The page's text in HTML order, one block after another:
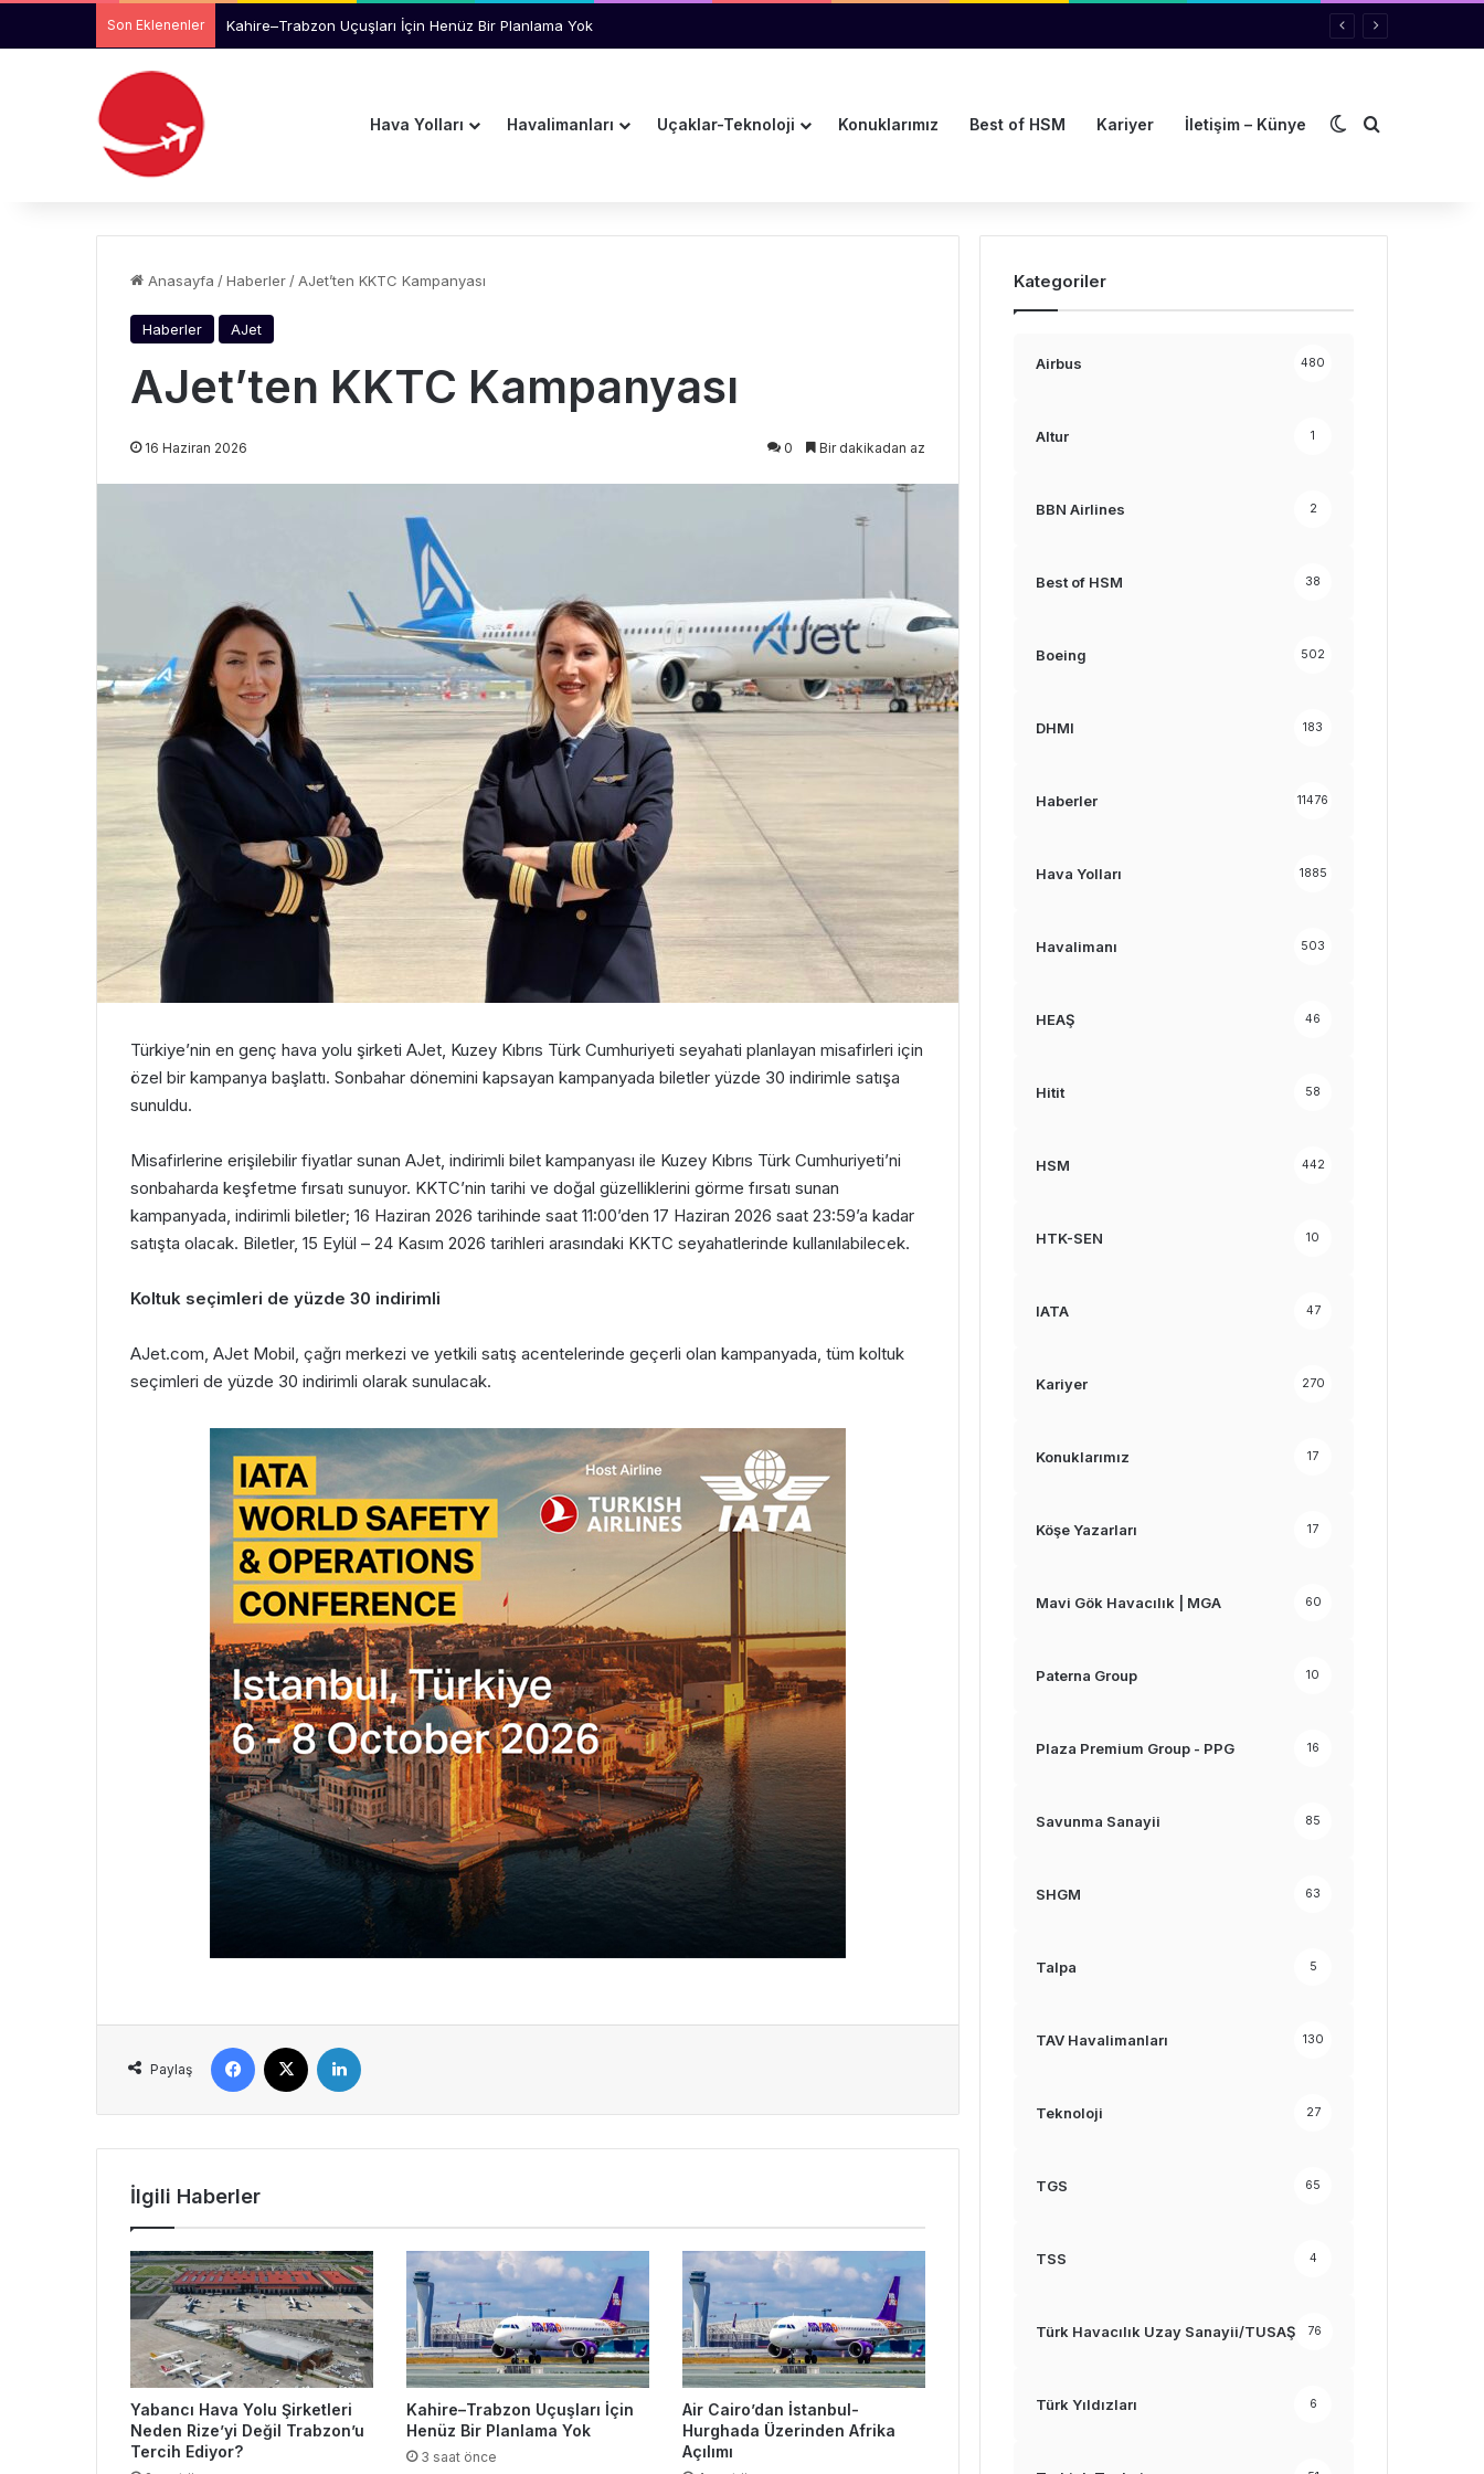
Son Eklenenler Air Cairo’dan İstanbul-Hurghada Üzerinden Afrika Açılımı
Hava Yolları Havalimanları Uçaklar-Teknoloji Konuklarımız Best of HSM Kariyer İletişim – Künye Dış görünümü
Arama yap
Anasayfa /Haberler /AJet’ten KKTC Kampanyası
Haberler AJet
AJet’ten KKTC Kampanyası
16 Haziran 2026 0 Bir dakikadan az
Türkiye’nin en genç hava yolu şirketi AJet, Kuzey Kıbrıs Türk Cumhuriyeti seyahati planlayan misafirleri için
özel bir kampanya başlattı. Sonbahar dönemini kapsayan kampanyada biletler yüzde 30 indirimle satışa
sunuldu.
Misafirlerine erişilebilir fiyatlar sunan AJet, indirimli bilet kampanyası ile Kuzey Kıbrıs Türk Cumhuriyeti’ni
sonbaharda keşfetme fırsatı sunuyor. KKTC’nin tarihi ve doğal güzelliklerini görme fırsatı sunan
kampanyada, indirimli biletler; 16 Haziran 2026 tarihinde saat 11:00’den 17 Haziran 2026 saat 23:59’a kadar
satışta olacak. Biletler, 15 Eylül – 24 Kasım 2026 tarihleri arasındaki KKTC seyahatlerinde kullanılabilecek.
Koltuk seçimleri de yüzde 30 indirimli
AJet.com, AJet Mobil, çağrı merkezi ve yetkili satış acentelerinde geçerli olan kampanyada, tüm koltuk
seçimleri de yüzde 30 indirimli olarak sunulacak.
Paylaş
Facebook
İlgili Haberler
Yabancı Hava Yolu Şirketleri
Neden Rize’yi Değil Trabzon’u
Tercih Ediyor?
Kahire–Trabzon Uçuşları İçin
Henüz Bir Planlama Yok
3 saat önce
Air Cairo’dan İstanbul-
Hurghada Üzerinden Afrika
Açılımı
Kategoriler
Airbus 480
Altur 1
BBN Airlines 2
Best of HSM 38
Boeing 502
DHMI 183
Haberler 11476
Hava Yolları 1885
Havalimanı 503
HEAŞ 46
Hitit 58
HSM 442
HTK-SEN 10
IATA 47
Kariyer 270
Konuklarımız 17
Köşe Yazarları 17
Mavi Gök Havacılık | MGA 60
Paterna Group 10
Plaza Premium Group - PPG 16
Savunma Sanayii 85
SHGM 63
Talpa 5
TAV Havalimanları 130
Teknoloji 27
TGS 65
TSS 4
Türk Havacılık Uzay Sanayii/TUSAŞ 76
Türk Yıldızları 6